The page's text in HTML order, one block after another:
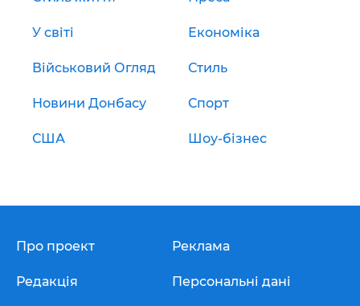
У світі Економіка
Військовий Огляд Стиль
Новини Донбасу Спорт
США Шоу-бізнес
Про проект
Редакція
Реклама
Персональні дані